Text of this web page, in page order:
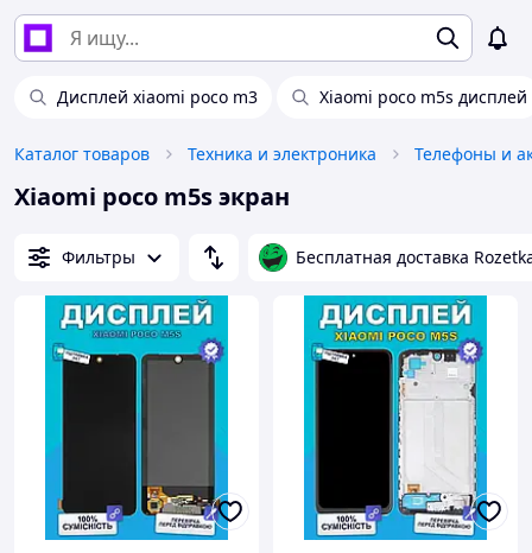
Дисплей xiaomi poco m3 Xiaomi poco m5s дисплей
Каталог товаров Техника и электроника Телефоны и
Xiaomi poco m5s экран
Фильтры Бесплатная доставка